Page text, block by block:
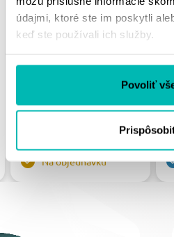
údajmi, ktoré ste im poskytli
keď ste používali ich služby.
Povoliť
REŤAZOVÁ ROZETA
2012:39-BLK ČIERNA
Na objednávku